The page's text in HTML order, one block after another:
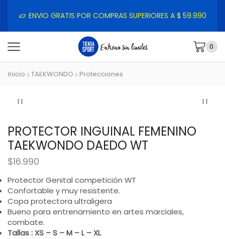
ENVIO GRATIS POR COMPRAS SUPERIORES A $ 59.990
0
Inicio TAEKWONDO Protecciones
PROTECTOR INGUINAL FEMENINO
TAEKWONDO DAEDO WT
$16.990
Protector Genital competición WT
Confortable y muy resistente.
Copa protectora ultraligera
Bueno para entrenamiento en artes marciales,
combate.
Tallas : XS – S – M – L – XL